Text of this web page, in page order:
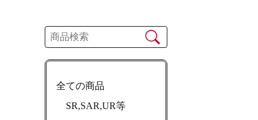
全ての商品
SR,SAR,UR等